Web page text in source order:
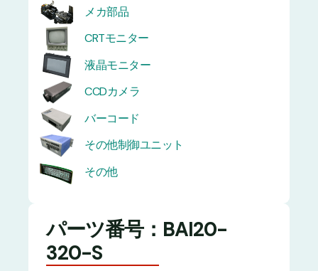
メカ部品
CRTモニター
液晶モニター
CCDカメラ
バーコード
その他制御ユニット
その他
パーツ番号：BAI20-
320-S